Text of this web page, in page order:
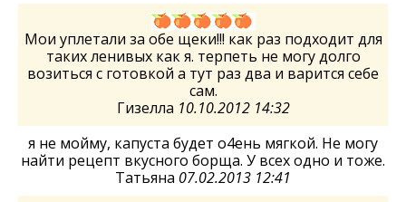
Мои уплетали за обе щеки!!! как раз подходит для
таких ленивых как я. терпеть не могу долго
возиться с готовкой а тут раз два и варится себе
сам.
Гизелла 10.10.2012 14:32
я не мойму, капуста будет о4ень мягкой. Не могу
найти рецепт вкусного борща. У всех одно и тоже.
Татьяна 07.02.2013 12:41